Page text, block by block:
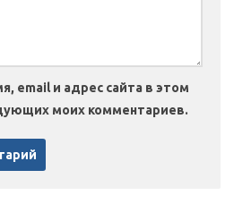
email и адрес сайта в этом
моих комментариев.